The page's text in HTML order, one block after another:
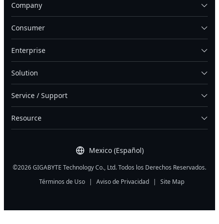
Mexico (Español)
Company
Consumer
Enterprise
Solution
Service / Support
Resource
©2026 GIGABYTE Technology Co., Ltd. Todos los Derechos Reservados.
Términos de Uso
| Aviso de Privacidad | Site Map